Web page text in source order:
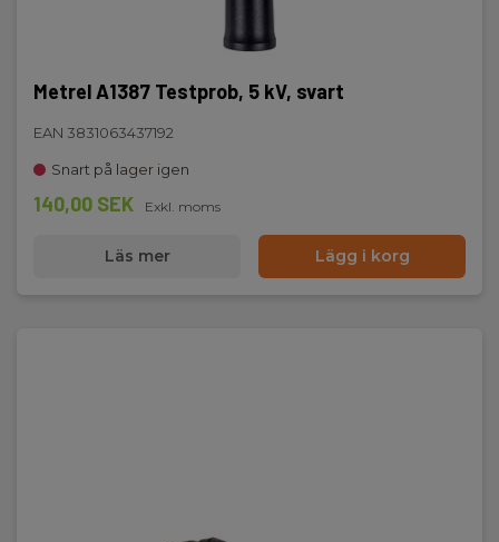
Metrel A1387 Testprob, 5 kV, svart
EAN 3831063437192
Snart på lager igen
140,00 SEK Exkl. moms
Läs mer Lägg i korg